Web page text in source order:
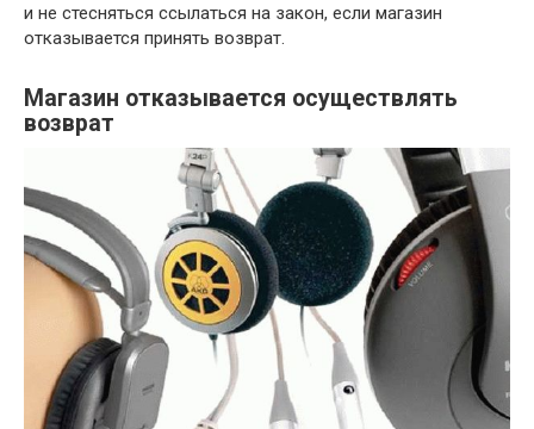
и не стесняться ссылаться на закон, если магазин
отказывается принять возврат.
Магазин отказывается осуществлять
возврат